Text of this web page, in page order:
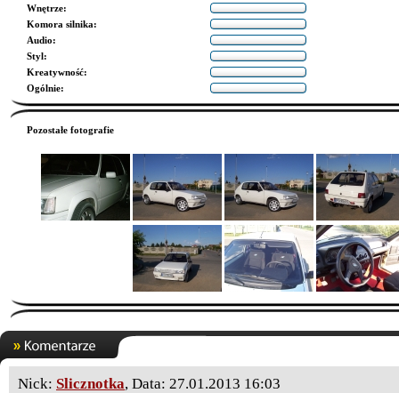
Wnętrze:
Komora silnika:
Audio:
Styl:
Kreatywność:
Ogólnie:
Pozostałe fotografie
Nick: Slicznotka, Data: 27.01.2013 16:03